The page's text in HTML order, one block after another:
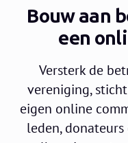
Bouw aan
een
Versterk de
vereniging,
eigen online
leden,